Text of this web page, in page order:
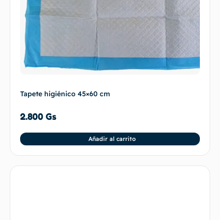
Tapete higiénico 45×60 cm
2.800 Gs
Añadir al carrito